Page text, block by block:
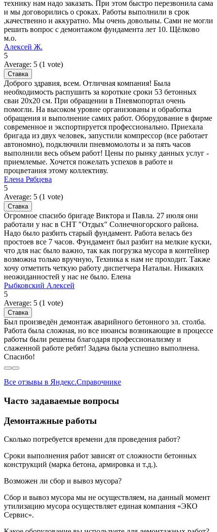
технику нам надо заказать. При этом быстро перезвонила сама
и мы договорились о сроках. Работы выполнили в срок
,качественно и аккуратно. Мы очень довольны. Сами не могли
решить вопрос с демонтажом фундамента лет 10. Щёлково
м.о.
Алексей Ж.
5
Average: 5 (1 vote)
Доброго здравия, всем. Отличная компания! Была
необходимость распушить за короткие сроки 53 бетонных
сваи 20х20 см. При обращении в Пневмопортал очень
помогли. На высоком уровне организованы и обработка
обращения и выполнение самих работ. Оборудование в фирме
современное и экспортируется профессионально. Приехала
бригада из двух человек, запустили компрессор (все работает
автономно), подключили пневмомолоты и за пять часов
выполнили весь объем работ! Цены по рынку данных услуг -
приемлемые. Хочется пожелать успехов в работе и
процветания этому коллективу.
Елена Рябцева
5
Average: 5 (1 vote)
Огромное спасибо бригаде Виктора и Павла. 27 июля они
работали у нас в СНТ "Отдых" Солнечногорского района.
Надо было разбить старый фундамент. Работа велась без
простоев все 7 часов. Фундамент был разбит на мелкие куски,
что для нас было важно, так как погрузка мусора в контейнер
возможна только вручную, Техника к нам не проходит. Также
хочу отметить четкую работу диспетчера Натальи. Никаких
неожиданностей у нас не было. Елена
Рыбковский Алексей
5
Average: 5 (1 vote)
Был произведён демонтаж аварийного бетонного эл. столба.
Работа была сложная, но все нюансы возникающие в процессе
работы были решены благодаря профессионализму и
слаженной работе ребят! Задача была успешно выполнена.
Спасибо!
Все отзывы в Яндекс.Справочнике
Часто задаваемые вопросы
Демонтажные работы
Сколько потребуется времени для проведения работ?
Сроки выполнения работ зависят от сложности бетонных
конструкций (марка бетона, армировка и т.д.).
Возможен ли сбор и вывоз мусора?
Сбор и вывоз мусора мы не осуществляем, на данный момент
утилизацию мусора осуществляет единая компания «ЭКО
Сервис».